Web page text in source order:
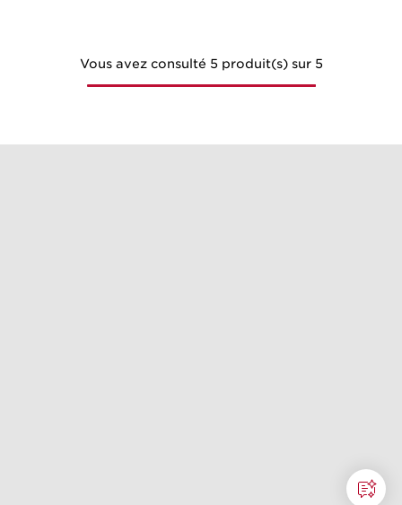
Vous avez consulté 5 produit(s) sur 5